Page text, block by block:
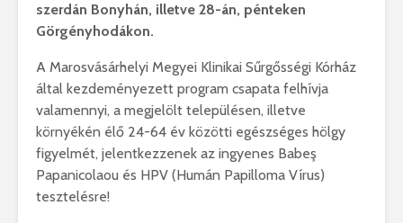
szerdán Bonyhán, illetve 28-án, pénteken
Görgényhodákon.
A Marosvásárhelyi Megyei Klinikai Sűrgősségi Kórház
által kezdeményezett program csapata felhívja
valamennyi, a megjelölt településen, illetve
környékén élő 24-64 év közötti egészséges hölgy
figyelmét, jelentkezzenek az ingyenes Babeş
Papanicolaou és HPV (Humán Papilloma Vírus)
tesztelésre!